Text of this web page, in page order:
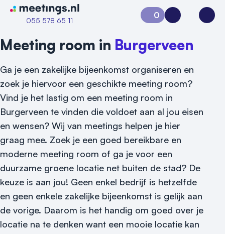
Naar home van Meetings
055 578 65 11
Vraag locatie aan
Locatiegids
Meld locatie aan
Nieuws
Reviews (5⭐️)
0
Aanvraag 0Inloggen
Meeting room in Burgerveen
Ga je een zakelijke bijeenkomst organiseren en
zoek je hiervoor een geschikte meeting room?
Vind je het lastig om een meeting room in
Burgerveen te vinden die voldoet aan al jou eisen
en wensen? Wij van meetings helpen je hier
graag mee. Zoek je een goed bereikbare en
moderne meeting room of ga je voor een
duurzame groene locatie net buiten de stad? De
keuze is aan jou! Geen enkel bedrijf is hetzelfde
en geen enkele zakelijke bijeenkomst is gelijk aan
de vorige. Daarom is het handig om goed over je
locatie na te denken want een mooie locatie kan